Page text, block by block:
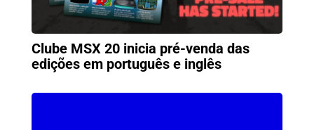
Clube MSX 20 inicia pré-venda das
edições em português e inglês